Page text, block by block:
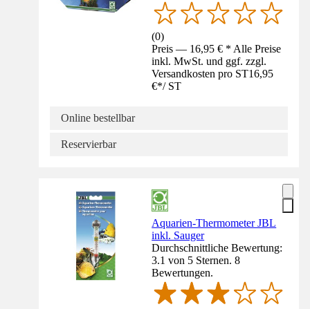
(0)
Preis — 16,95 € * Alle Preise
inkl. MwSt. und ggf. zzgl.
Versandkosten pro ST16,95
€*/ ST
Online bestellbar
Reservierbar
Aquarien-Thermometer JBL
inkl. Sauger
Durchschnittliche Bewertung:
3.1 von 5 Sternen. 8
Bewertungen.